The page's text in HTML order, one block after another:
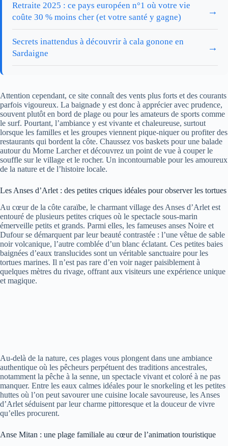
Retraite 2025 : ce pays européen n°1 où votre vie
coûte 30 % moins cher (et votre santé y gagne)
→
Secrets inattendus à découvrir à cala gonone en
Sardaigne
→
Attention cependant, ce site connaît des vents plus forts et des courants
parfois vigoureux. La baignade y est donc à apprécier avec prudence,
souvent plutôt en bord de plage ou pour les amateurs de sports comme
le surf. Pourtant, l’ambiance y est vivante et chaleureuse, surtout
lorsque les familles et les groupes viennent pique-niquer ou profiter des
restaurants qui bordent la côte. Chaussez vos baskets pour une balade
autour du Morne Larcher et découvrez un point de vue à couper le
souffle sur le village et le rocher. Un incontournable pour les amoureux
de la nature et de l’histoire locale.
Les Anses d’Arlet : des petites criques idéales pour observer les tortues
Au cœur de la côte caraïbe, le charmant village des Anses d’Arlet est
entouré de plusieurs petites criques où le spectacle sous-marin
émerveille petits et grands. Parmi elles, les fameuses anses Noire et
Dufour se démarquent par leur beauté contrastée : l’une vêtue de sable
noir volcanique, l’autre comblée d’un blanc éclatant. Ces petites baies
baignées d’eaux translucides sont un véritable sanctuaire pour les
tortues marines. Il n’est pas rare d’en voir nager paisiblement à
quelques mètres du rivage, offrant aux visiteurs une expérience unique
et magique.
Au-delà de la nature, ces plages vous plongent dans une ambiance
authentique où les pêcheurs perpétuent des traditions ancestrales,
notamment la pêche à la senne, un spectacle vivant et coloré à ne pas
manquer. Entre les eaux calmes idéales pour le snorkeling et les petites
huttes où l’on peut savourer une cuisine locale savoureuse, les Anses
d’Arlet séduisent par leur charme pittoresque et la douceur de vivre
qu’elles procurent.
Anse Mitan : une plage familiale au cœur de l’animation touristique